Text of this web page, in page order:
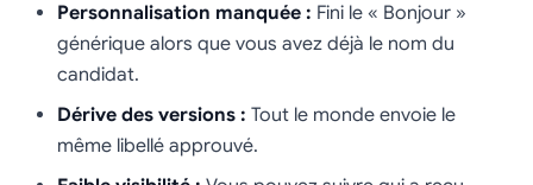
Personnalisation manquée : Fini le « Bonjour »
générique alors que vous avez déjà le nom du
candidat.
Dérive des versions : Tout le monde envoie le
même libellé approuvé.